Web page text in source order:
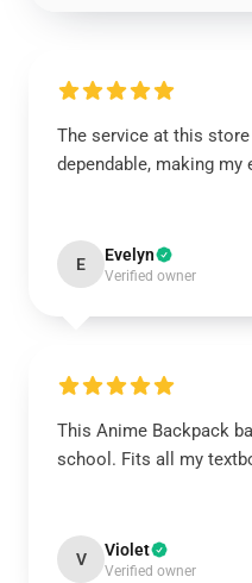
The service at this
dependable, making my
E Evelyn
Verified owner
This Anime Backpack
school. Fits all my
V Violet
Verified owner